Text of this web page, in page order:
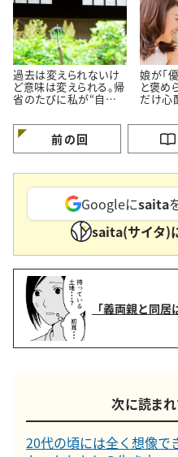
過去は変えられないけ
ど意味は変えられる。帰
省のたびに私が“自分を
娘が「
と褒め
だけ心
前の回
Googleにsaita
saita(サイタ)
「義両親と同
次に読ま
20代の頃には全く想像で